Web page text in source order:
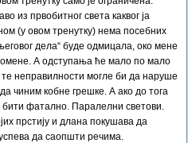
из првобитног света каквог ја
(у овом тренутку) нема посебних
дела“ буде одмицала, око мене
А одступања ће мало по мало
те неправилности могле би да наруше
чиним кобне грешке. А ако до тога
фатално. Паралелни светови.
прстију и длана покушава да
да саопшти речима.